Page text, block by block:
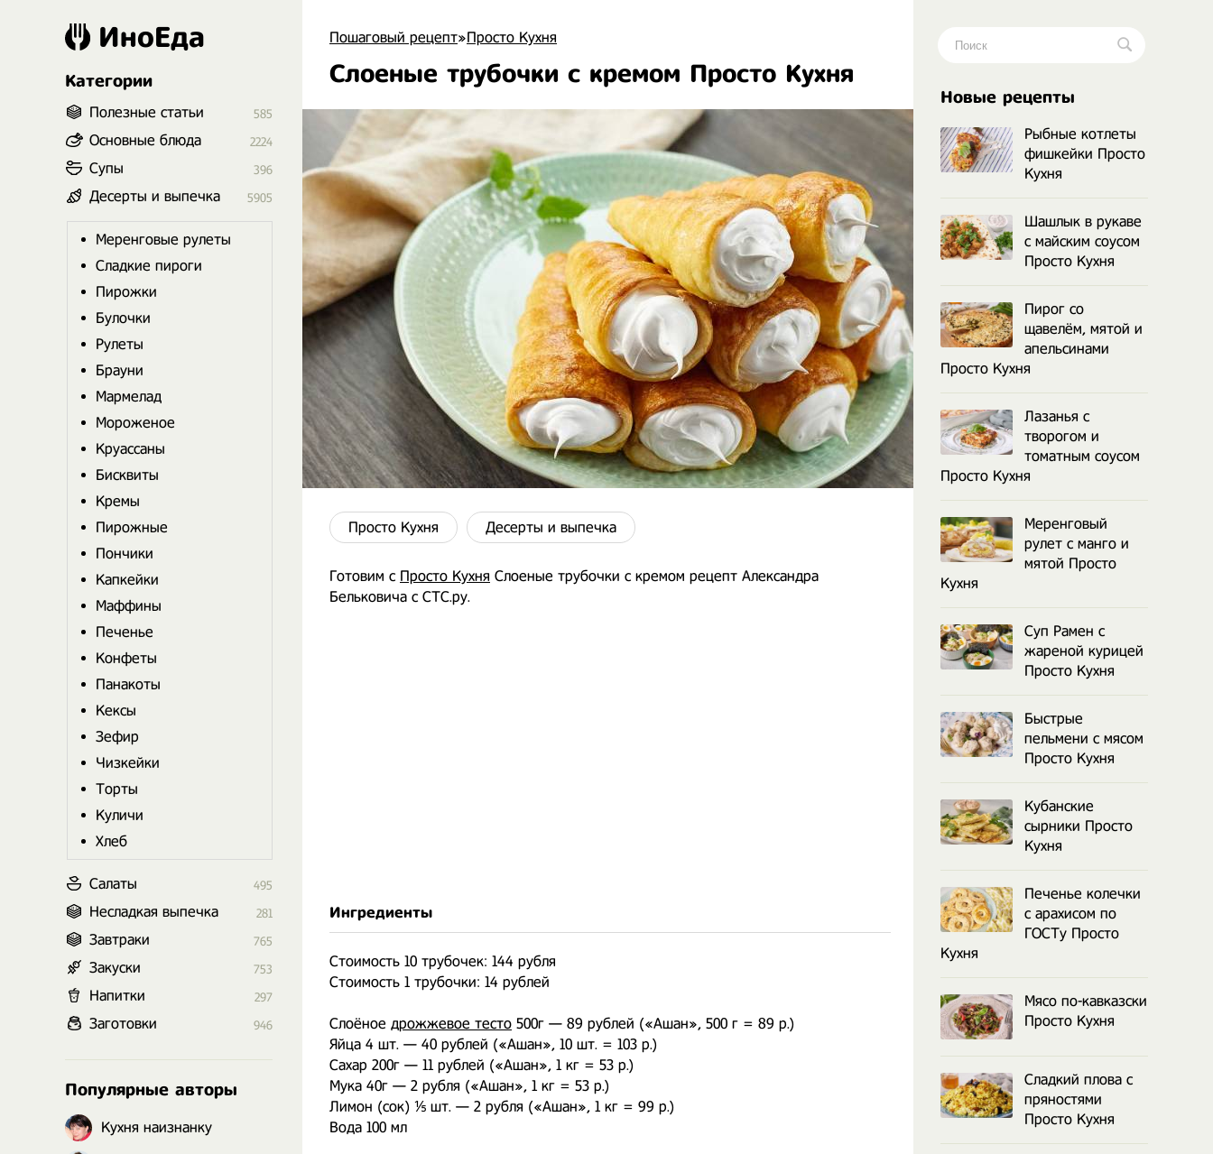
Пошаговый рецепт»Просто Кухня
Слоеные трубочки с кремом Просто Кухня
Просто Кухня Десерты и выпечка
Готовим с Просто Кухня Слоеные трубочки с кремом рецепт Александра
Бельковича с СТС.ру.
Ингредиенты
Стоимость 10 трубочек: 144 рубля
Стоимость 1 трубочки: 14 рублей
Слоёное дрожжевое тесто 500г — 89 рублей («Ашан», 500 г = 89 р.)
Яйца 4 шт. — 40 рублей («Ашан», 10 шт. = 103 р.)
Сахар 200г — 11 рублей («Ашан», 1 кг = 53 р.)
Мука 40г — 2 рубля («Ашан», 1 кг = 53 р.)
Лимон (сок) ⅕ шт. — 2 рубля («Ашан», 1 кг = 99 р.)
Вода 100 мл
ИноЕда
Категории
Полезные статьи 585
Основные блюда 2224
Супы 396
Десерты и выпечка 5905
Меренговые рулеты
Сладкие пироги
Пирожки
Булочки
Рулеты
Брауни
Мармелад
Мороженое
Круассаны
Бисквиты
Кремы
Пирожные
Пончики
Капкейки
Маффины
Печенье
Конфеты
Панакоты
Кексы
Зефир
Чизкейки
Торты
Куличи
Хлеб
Салаты 495
Несладкая выпечка 281
Завтраки 765
Закуски 753
Напитки 297
Заготовки 946
Популярные авторы
Кухня наизнанку
Новые рецепты
Рыбные котлеты
фишкейки Просто
Кухня
Шашлык в рукаве
с майским соусом
Просто Кухня
Пирог со
щавелём, мятой и
апельсинами
Просто Кухня
Лазанья с
творогом и
томатным соусом
Просто Кухня
Меренговый
рулет с манго и
мятой Просто
Кухня
Суп Рамен с
жареной курицей
Просто Кухня
Быстрые
пельмени с мясом
Просто Кухня
Кубанские
сырники Просто
Кухня
Печенье колечки
с арахисом по
ГОСТу Просто
Кухня
Мясо по-кавказски
Просто Кухня
Сладкий плова с
пряностями
Просто Кухня